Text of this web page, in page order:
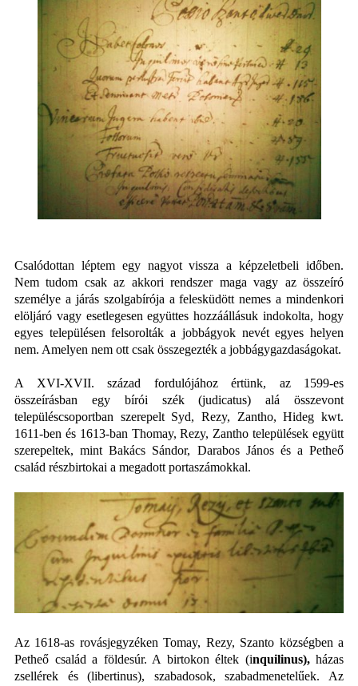
Csalódottan léptem egy nagyot vissza a képzeletbeli időben.
Nem tudom csak az akkori rendszer maga vagy az összeíró
személye a járás szolgabírója a felesküdött nemes a mindenkori
elöljáró vagy esetlegesen együttes hozzáállásuk indokolta, hogy
egyes településen felsorolták a jobbágyok nevét egyes helyen
nem. Amelyen nem ott csak összegezték a jobbágygazdaságokat.
A XVI-XVII. század fordulójához értünk, az 1599-es
összeírásban egy bírói szék (judicatus) alá összevont
településcsoportban szerepelt Syd, Rezy, Zantho, Hideg kwt.
1611-ben és 1613-ban Thomay, Rezy, Zantho települések együtt
szerepeltek, mint Bakács Sándor, Darabos János és a Petheő
család részbirtokai a megadott portaszámokkal.
Az 1618-as rovásjegyzéken Tomay, Rezy, Szanto községben a
Petheő család a földesúr. A birtokon éltek (inquilinus), házas
zsellérek és(libertinus), szabadosok, szabadmenetelűek. Az